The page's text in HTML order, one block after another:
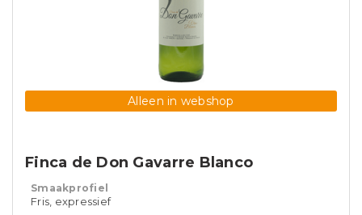
Alleen in webshop
Finca de Don Gavarre Blanco
Smaakprofiel
Fris, expressief